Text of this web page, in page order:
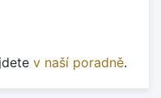
v naší poradně.